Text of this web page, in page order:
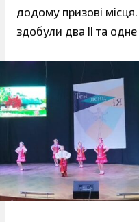
додому призові
здобули два ІІ та одне